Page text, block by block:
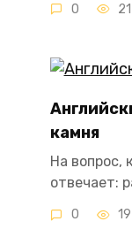
0 21
камня
На вопрос,
отвечает:
0 19